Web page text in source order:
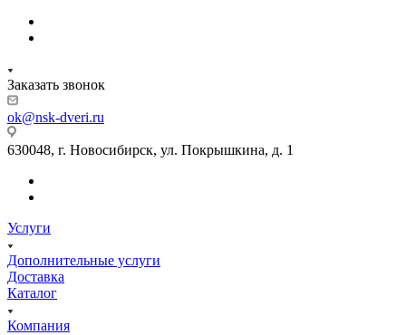
Заказать звонок
ok@nsk-dveri.ru
630048, г. Новосибирск, ул. Покрышкина, д. 1
Услуги
Дополнительные услуги
Доставка
Каталог
Компания